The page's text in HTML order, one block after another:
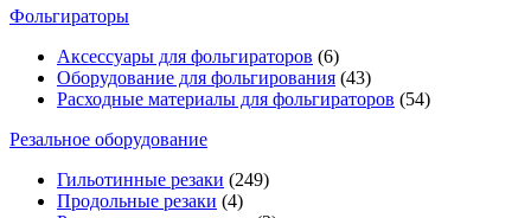
Фольгираторы
Аксессуары для фольгираторов (6)
Оборудование для фольгирования (43)
Расходные материалы для фольгираторов (54)
Резальное оборудование
Гильотинные резаки (249)
Продольные резаки (4)